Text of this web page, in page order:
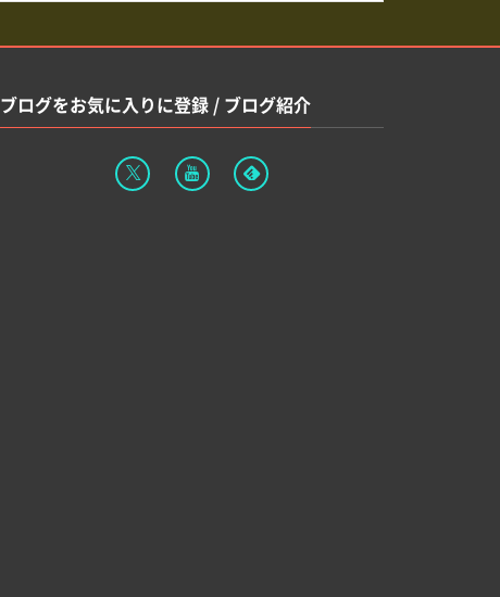
ブログをお気に入りに登録 / ブログ紹介